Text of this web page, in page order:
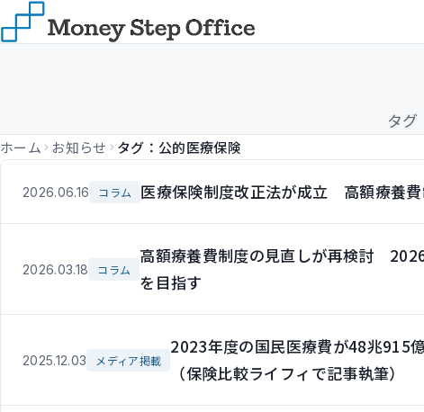
タ
ホーム お知らせ タグ：公的医療保険
2026.06.16 コラム 医療保険制度改正法が成立 高額療養
2026.03.18 コラム
高額療養費制度の見直しが再検討
を目指す
2025.12.03 メディア掲載
2023年度の国民医療費が48兆915
（保険比較ライフィで記事執筆）